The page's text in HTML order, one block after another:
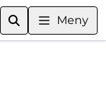
Meny